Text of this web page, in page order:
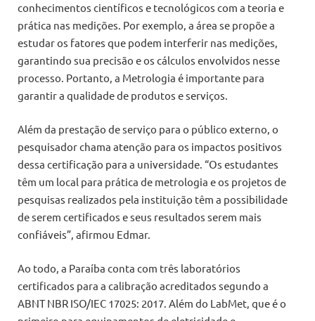
conhecimentos científicos e tecnológicos com a teoria e
prática nas medições. Por exemplo, a área se propõe a
estudar os fatores que podem interferir nas medições,
garantindo sua precisão e os cálculos envolvidos nesse
processo. Portanto, a Metrologia é importante para
garantir a qualidade de produtos e serviços.
Além da prestação de serviço para o público externo, o
pesquisador chama atenção para os impactos positivos
dessa certificação para a universidade. “Os estudantes
têm um local para prática de metrologia e os projetos de
pesquisas realizados pela instituição têm a possibilidade
de serem certificados e seus resultados serem mais
confiáveis”, afirmou Edmar.
Ao todo, a Paraíba conta com três laboratórios
certificados para a calibração acreditados segundo a
ABNT NBR ISO/IEC 17025: 2017. Além do LabMet, que é o